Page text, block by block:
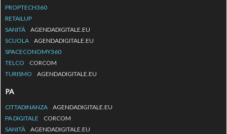
PROPTECH360
RETAILUP
SANITÀ
AGENDADIGITALE.EU
SCUOLA
AGENDADIGITALE.EU
SPACECONOMY360
TELCO
CORCOM
TURISMO
AGENDADIGITALE.EU
PA
CITTADINANZA
AGENDADIGITALE.EU
PA DIGITALE
CORCOM
SANITÀ
AGENDADIGITALE.EU